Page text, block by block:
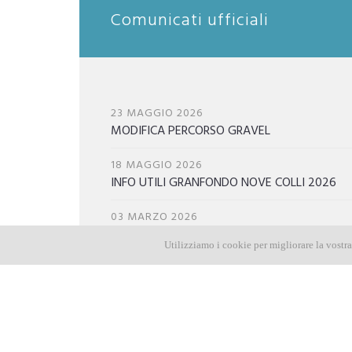
Utilizziamo i cookie per migliorare la
Comunicati ufficiali
23 MAGGIO 2026
MODIFICA PERCORSO GRAVEL
18 MAGGIO 2026
INFO UTILI GRANFONDO NOVE COLLI 2026
03 MARZO 2026
27 GENNAIO 2026